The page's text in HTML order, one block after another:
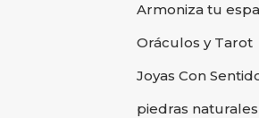
Armoniza tu
Oráculos y Tarot
Joyas Con
piedras naturales